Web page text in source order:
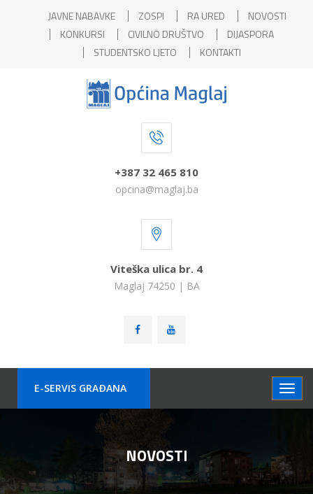
JAVNE NABAVKE ZOSPI RA URED
NOVOSTI
KONKURSI
CIVILNO DRUŠTVO
DIJASPORA
STUDENTSKO LJETO
KONTAKTI
+387 32 465 810
opcina@maglaj.ba
Viteška ulica br. 4
Maglaj 74250 | BA
E-SERVIS GRAÐANA
NOVOSTI